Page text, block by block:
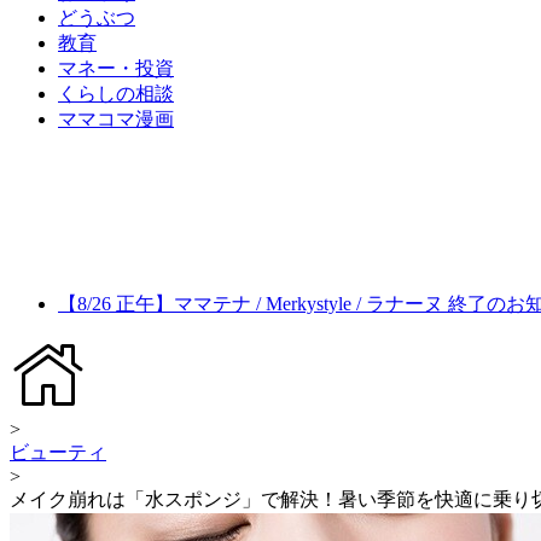
どうぶつ
教育
マネー・投資
くらしの相談
ママコマ漫画
【8/26 正午】ママテナ / Merkystyle / ラナーヌ 終了のお
>
ビューティ
>
メイク崩れは「水スポンジ」で解決！暑い季節を快適に乗り